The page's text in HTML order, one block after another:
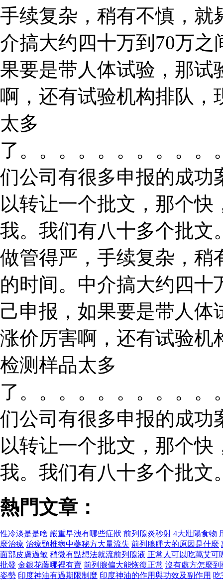
手续复杂，稍有不慎，就
介搞大约四十万到70万
果要是带人体试验，那试
啊，还有试验机构排队，
太多
了。。。。。。。。。
们公司有很多申报的成功
以转让一个批文，那个
我。我们有八十多个批
做管得严，手续复杂，稍
的时间。中介搞大约四十
己申报，如果要是带人体
涨价厉害啊，还有试验机
检测样品太多
了。。。。。。。。。
们公司有很多申报的成功
以转让一个批文，那个
我。我们有八十多个批
熱門文章：
性冷淡是是啥 嚴重早洩有哪些症狀 前列腺炎秒射 4大壯陽食物
麼治療 治療頸椎病中藥秘方大量流失 前列腺腫大的原因是什麼
面部皮膚過敏 稍微有點想法就流前列腺液 正常人可以吃萬艾可
批發 金銀花藤哪裡有賣 前列腺偏大能恢復正常 沒有處方怎麼
姿勢 印度神油有過期限制麼 印度神油的作用與功效及副作用 吃